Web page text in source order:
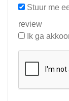
Stuur me
review
Ik ga